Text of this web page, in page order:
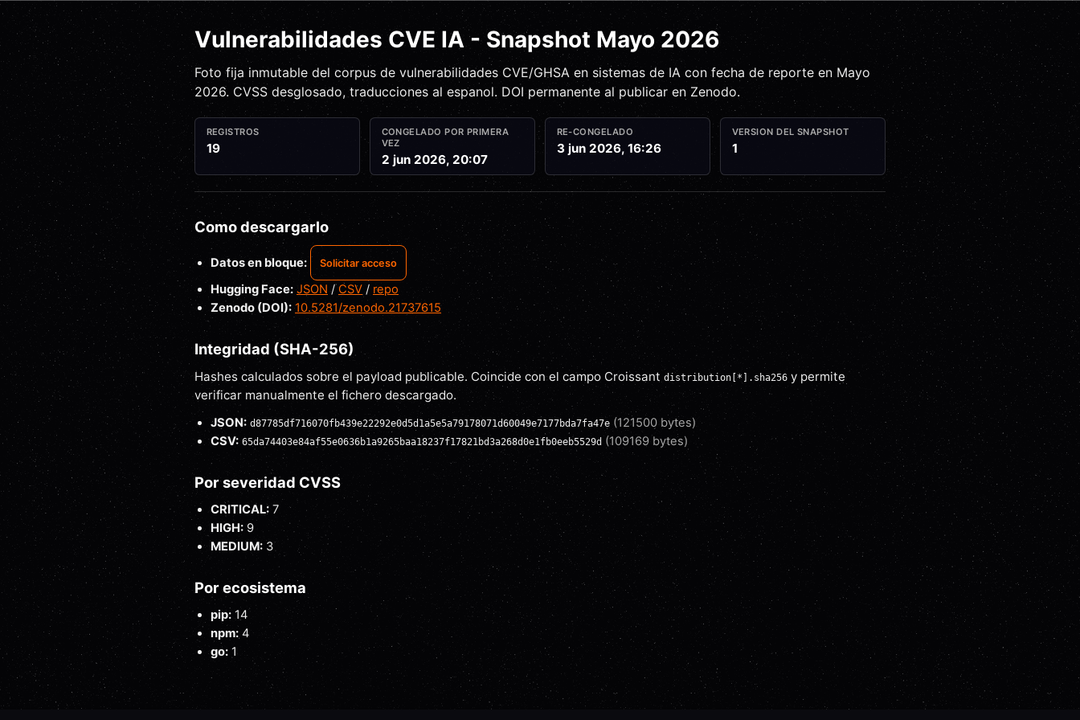
Vulnerabilidades CVE IA - SnapshotMayo 2026
Foto fija inmutable del corpus de vulnerabilidades CVE/GHSA en sistemas de IA con fecha de reporte en Mayo
2026. CVSS desglosado, traducciones al espanol. DOI permanente al publicar en Zenodo.
REGISTROS
19
CONGELADO POR PRIMERA
VEZ
2 jun 2026, 20:07
RE-CONGELADO
3 jun 2026, 16:26
VERSION DEL SNAPSHOT
1
Como descargarlo
Datos en bloque: Solicitar acceso
Hugging Face: JSON /CSV / repo
Zenodo (DOI): 10.5281/zenodo.21737615
Integridad (SHA-256)
Hashes calculados sobre el payload publicable. Coincide con el campo Croissant distribution[*].sha256 y permite
verificar manualmente el fichero descargado.
JSON: d87785df716070fb439e22292e0d5d1a5e5a79178071d60049e7177bda7fa47e (121500 bytes)
CSV: 65da74403e84af55e0636b1a9265baa18237f17821bd3a268d0e1fb0eeb5529d (109169 bytes)
Por severidad CVSS
CRITICAL: 7
HIGH: 9
MEDIUM: 3
Por ecosistema
pip: 14
npm: 4
go: 1